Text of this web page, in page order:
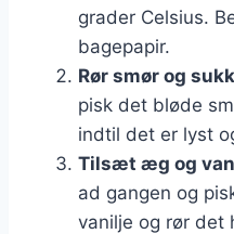
grader Celsius.
bagepapir.
Rør smør og
pisk det bløde
indtil det er lyst
Tilsæt æg og
ad gangen og
vanilje og rør det